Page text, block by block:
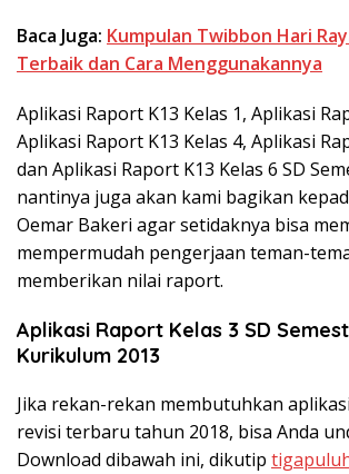
Baca Juga: Kumpulan Twibbon Hari
Terbaik dan Cara Menggunakannya
Aplikasi Raport K13 Kelas 1, Aplikasi
Aplikasi Raport K13 Kelas 4, Aplikasi
dan Aplikasi Raport K13 Kelas 6 SD
nantinya juga akan kami bagikan
Oemar Bakeri agar setidaknya bisa
mempermudah pengerjaan teman-
memberikan nilai raport.
Aplikasi Raport Kelas 3 SD
Kurikulum 2013
Jika rekan-rekan membutuhkan
revisi terbaru tahun 2018, bisa Anda
Download dibawah ini, dikutip